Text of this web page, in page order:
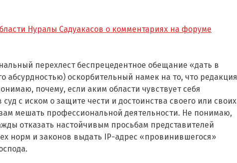
Нуралы Садуакасов о комментариях на форуме
перехлест беспрецедентное обещание «дать в
абсурдностью) оскорбительный намек на то, что редакция
почему, если аким области чувствует себя
с иском о защите чести и достоинства своего или своих
мешать профессиональной деятельности. Не понимаю,
отказать настойчивым просьбам представителей
норм и законов выдать IP-адрес «провинившегося»